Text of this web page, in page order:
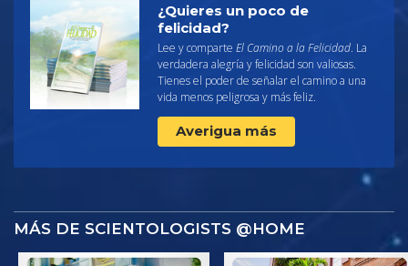
¿Quieres un poco de
felicidad?
Lee y comparte El Camino a la Felicidad. La
verdadera alegría y felicidad son valiosas.
Tienes el poder de señalar el camino a una
vida menos peligrosa y más feliz.
Averigua más
MÁS DE SCIENTOLOGISTS @HOME